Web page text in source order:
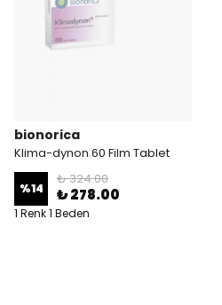
bionorica
Klima-dynon 60 Film Tablet
%14
₺ 324.00
₺ 278.00
1 Renk 1 Beden